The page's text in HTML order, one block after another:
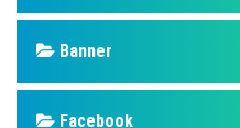
Banner
Facebook